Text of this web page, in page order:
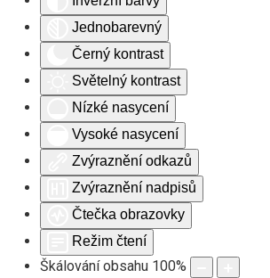
Jednobarevný
Černý kontrast
Světelný kontrast
Nízké nasycení
Vysoké nasycení
Zvýraznění odkazů
Zvýraznění nadpisů
Čtečka obrazovky
Režim čtení
Škálování obsahu 100%